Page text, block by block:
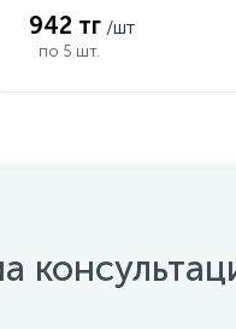
942 тг /шт
по 5 шт.